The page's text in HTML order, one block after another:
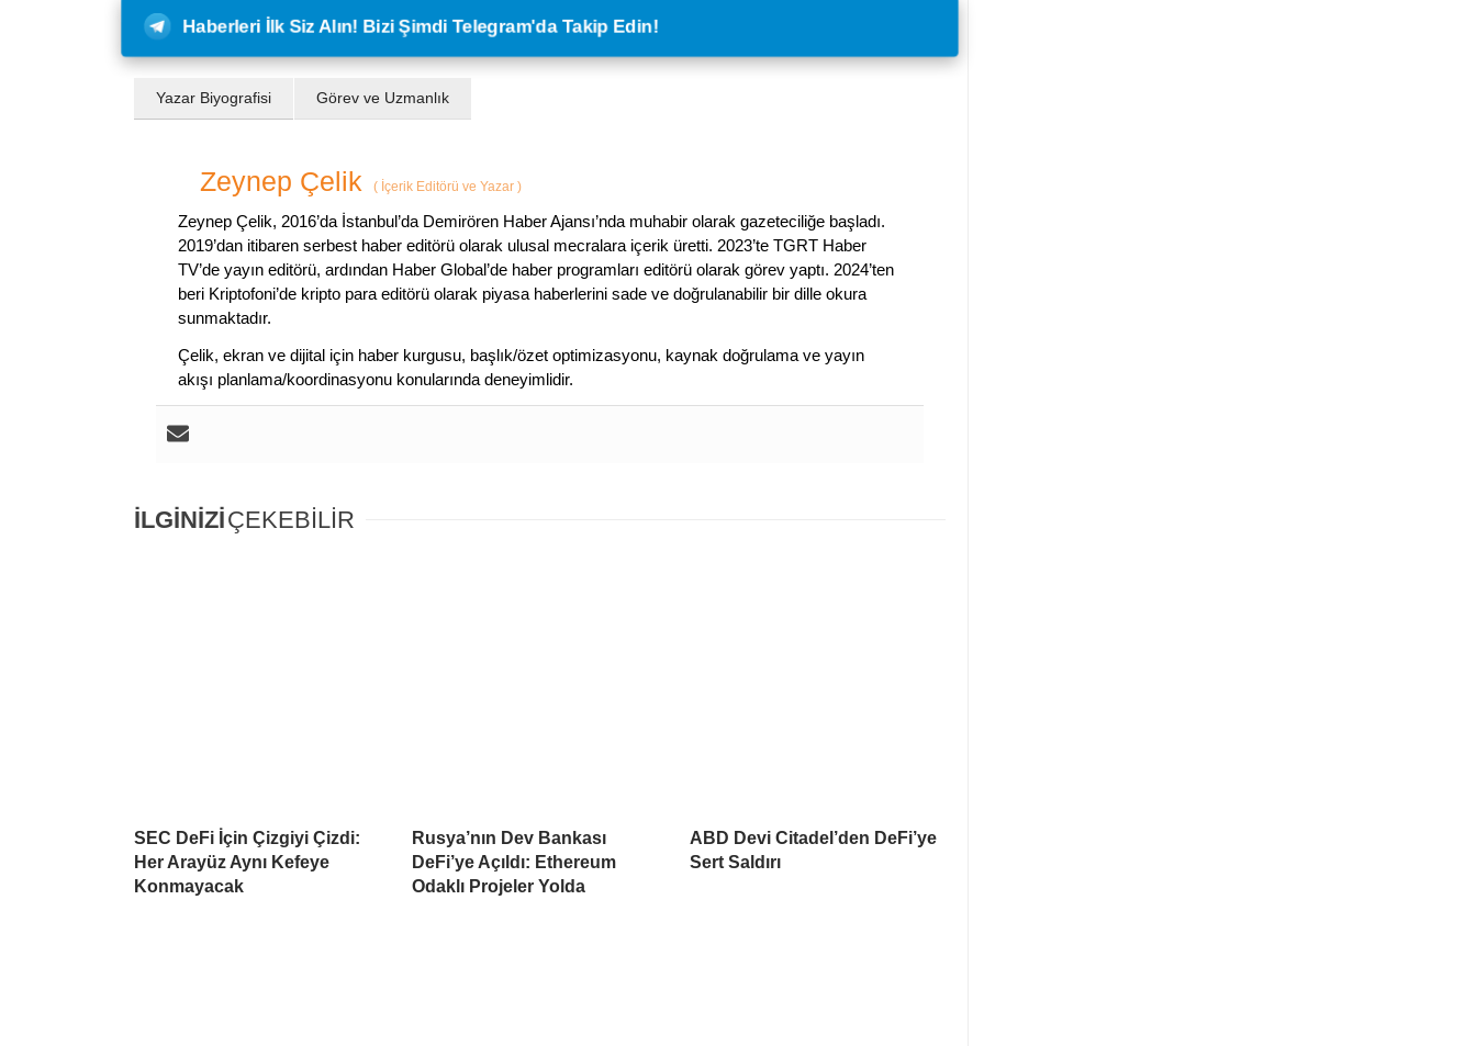
Haberleri İlk Siz Alın! Bizi Şimdi Telegram'da Takip Edin!
Yazar Biyografisi Görev ve Uzmanlık
Zeynep Çelik ( İçerik Editörü ve Yazar )
Zeynep Çelik, 2016’da İstanbul’da Demirören Haber Ajansı’nda muhabir olarak gazeteciliğe başladı.
2019’dan itibaren serbest haber editörü olarak ulusal mecralara içerik üretti. 2023’te TGRT Haber
TV’de yayın editörü, ardından Haber Global’de haber programları editörü olarak görev yaptı. 2024’ten
beri Kriptofoni’de kripto para editörü olarak piyasa haberlerini sade ve doğrulanabilir bir dille okura
sunmaktadır.
Çelik, ekran ve dijital için haber kurgusu, başlık/özet optimizasyonu, kaynak doğrulama ve yayın
akışı planlama/koordinasyonu konularında deneyimlidir.
İLGİNİZİÇEKEBİLİR
SEC DeFi İçin Çizgiyi Çizdi:
Her Arayüz Aynı Kefeye
Konmayacak
Rusya’nın Dev Bankası
DeFi’ye Açıldı: Ethereum
Odaklı Projeler Yolda
ABD Devi Citadel’den DeFi’ye
Sert Saldırı